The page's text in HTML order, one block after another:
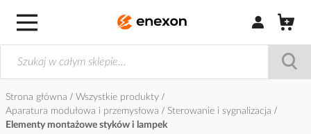
Zaloguj się /
Strona główna
Wszystkie produkty
Aparatura modułowa i przemysłowa
Sterowanie i sygnalizacja
Elementy montażowe styków i lampek